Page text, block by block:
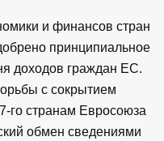
и финансов стран
принципиальное
доходов граждан ЕС.
с сокрытием
го странам Евросоюза
обмен сведениями